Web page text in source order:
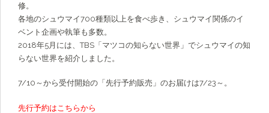
修。
各地のシュウマイ700種類以上を食べ歩き、シュウマイ関係のイ
ベント企画や執筆も多数。
2018年5月には、TBS「マツコの知らない世界」でシュウマイの知
らない世界を紹介しました。
7/10～から受付開始の「先行予約販売」のお届けは7/23～。
先行予約はこちらから